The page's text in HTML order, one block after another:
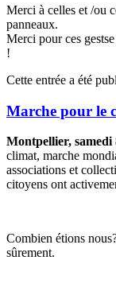
Merci à celles et /ou
panneaux.
Merci pour ces
!
Cette entrée a été
Marche pour le
Montpellier, samedi
climat, marche
associations et
citoyens ont
Combien étions
sûrement.